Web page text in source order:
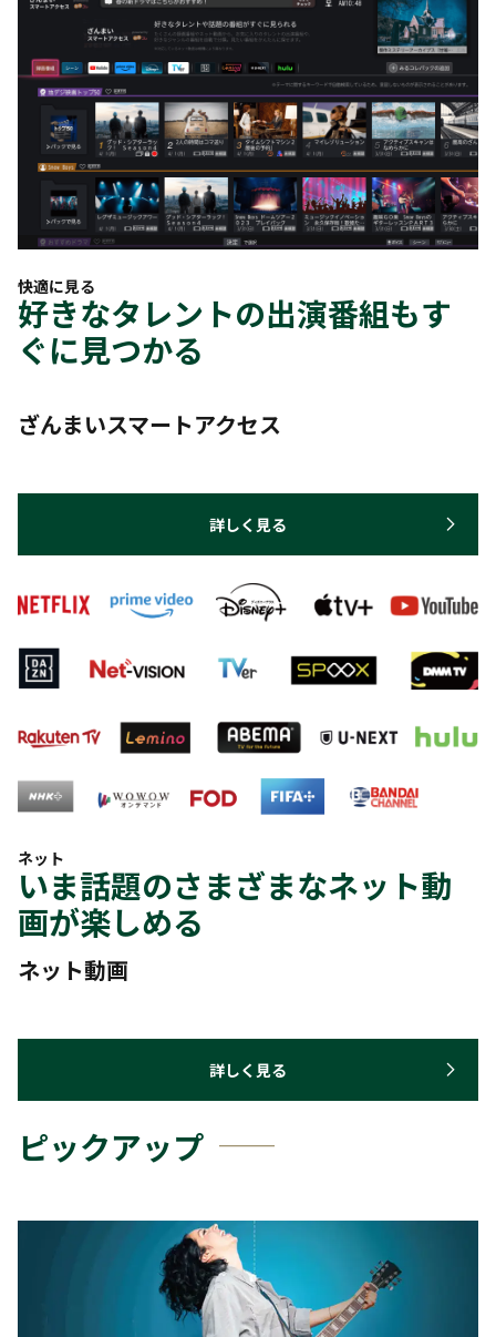
快適に見る
好きなタレントの出演番組もす
ぐに見つかる
ざんまいスマートアクセス
詳しく見る
ネット
いま話題のさまざまなネット動
画が楽しめる
ネット動画
詳しく見る
ピックアップ